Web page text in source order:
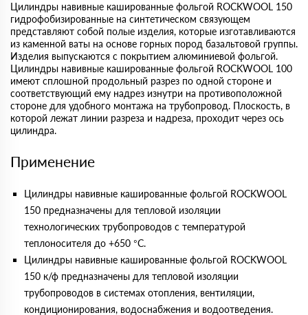
Цилиндры навивные кашированные фольгой ROCKWOOL 150
гидрофобизированные на синтетическом связующем
представляют собой полые изделия, которые изготавливаются
из каменной ваты на основе горных пород базальтовой группы.
Изделия выпускаются с покрытием алюминиевой фольгой.
Цилиндры навивные кашированные фольгой ROCKWOOL 100
имеют сплошной продольный разрез по одной стороне и
соответствующий ему надрез изнутри на противоположной
стороне для удобного монтажа на трубопровод. Плоскость, в
которой лежат линии разреза и надреза, проходит через ось
цилиндра.
Применение
Цилиндры навивные кашированные фольгой ROCKWOOL
150 предназначены для тепловой изоляции
технологических трубопроводов с температурой
теплоносителя до +650 °С.
Цилиндры навивные кашированные фольгой ROCKWOOL
150 к/ф предназначены для тепловой изоляции
трубопроводов в системах отопления, вентиляции,
кондиционирования, водоснабжения и водоотведения.